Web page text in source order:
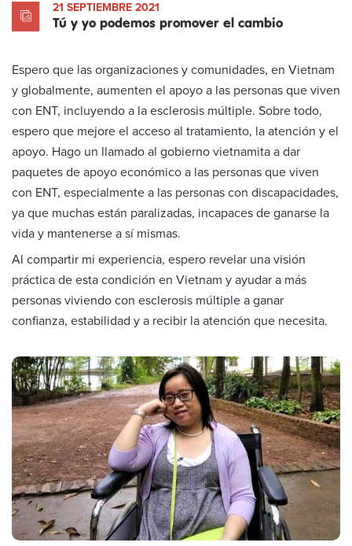
21 SEPTIEMBRE 2021
Tú y yo podemos promover el cambio
Espero que las organizaciones y comunidades, en Vietnam
y globalmente, aumenten el apoyo a las personas que viven
con ENT, incluyendo a la esclerosis múltiple. Sobre todo,
espero que mejore el acceso al tratamiento, la atención y el
apoyo. Hago un llamado al gobierno vietnamita a dar
paquetes de apoyo económico a las personas que viven
con ENT, especialmente a las personas con discapacidades,
ya que muchas están paralizadas, incapaces de ganarse la
vida y mantenerse a sí mismas.
Al compartir mi experiencia, espero revelar una visión
práctica de esta condición en Vietnam y ayudar a más
personas viviendo con esclerosis múltiple a ganar
confianza, estabilidad y a recibir la atención que necesita.